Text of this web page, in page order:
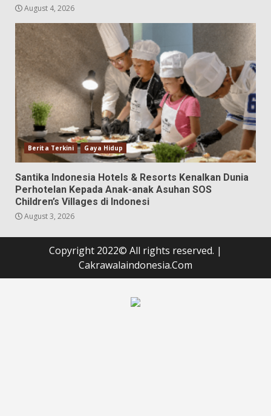
August 4, 2026
Berita Terkini Gaya Hidup
Santika Indonesia Hotels & Resorts Kenalkan Dunia
Perhotelan Kepada Anak-anak Asuhan SOS
Children’s Villages di Indonesi
August 3, 2026
Copyright 2022© All rights reserved. |
Cakrawalaindonesia.Com